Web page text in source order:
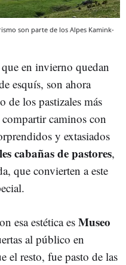
son parte de los Alpes Kamink-
en invierno quedan
esquís, son ahora
de los pastizales más
caminos con
y extasiados
cabañas de pastores,
que convierten a este
esa estética es Museo
al público en
el resto, fue pasto de las